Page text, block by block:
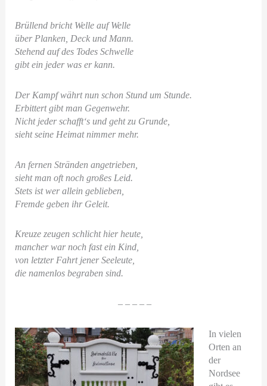
Brüllend bricht Welle auf Welle
über Planken, Deck und Mann.
Stehend auf des Todes Schwelle
gibt ein jeder was er kann.
Der Kampf währt nun schon Stund um Stunde.
Erbittert gibt man Gegenwehr.
Nicht jeder schafft‘s und geht zu Grunde,
sieht seine Heimat nimmer mehr.
An fernen Stränden angetrieben,
sieht man oft noch großes Leid.
Stets ist wer allein geblieben,
Fremde geben ihr Geleit.
Kreuze zeugen schlicht hier heute,
mancher war noch fast ein Kind,
von letzter Fahrt jener Seeleute,
die namenlos begraben sind.
– – – – –
In vielen
Orten an
der
Nordsee